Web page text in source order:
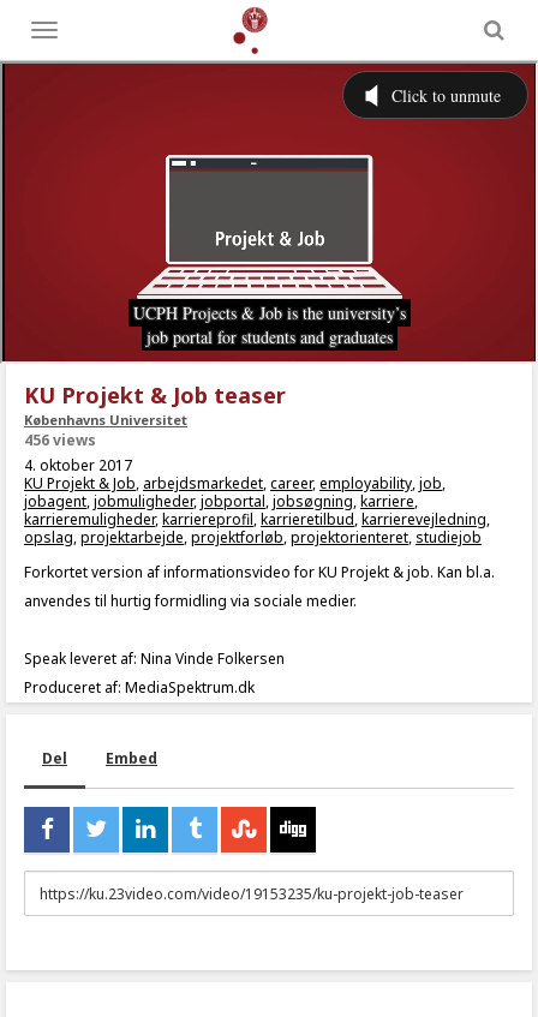
Toggle
menu
KU Projekt & Job teaser
Københavns Universitet
456 views
4. oktober 2017
KU Projekt & Job, arbejdsmarkedet,career,employability,job,
jobagent,jobmuligheder,jobportal,jobsøgning,karriere,
karrieremuligheder,karriereprofil,karrieretilbud,karrierevejledning,
opslag,projektarbejde,projektforløb,projektorienteret, studiejob
Forkortet version af informationsvideo for KU Projekt & job. Kan bl.a.
anvendes til hurtig formidling via sociale medier.
Speak leveret af: Nina Vinde Folkersen
Produceret af: MediaSpektrum.dk
Del Embed
URL
to